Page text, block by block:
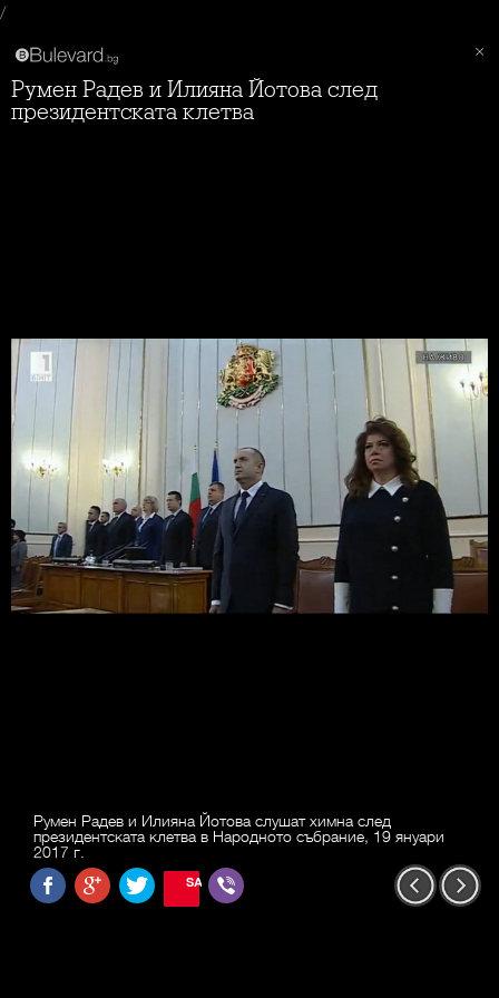
/
Румен Радев и Илияна Йотова след
президентската клетва
Румен Радев и Илияна Йотова слушат химна след
президентската клетва в Народното събрание, 19 януари
2017 г.
SAVE